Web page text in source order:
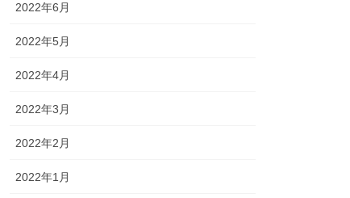
2022年6月
2022年5月
2022年4月
2022年3月
2022年2月
2022年1月